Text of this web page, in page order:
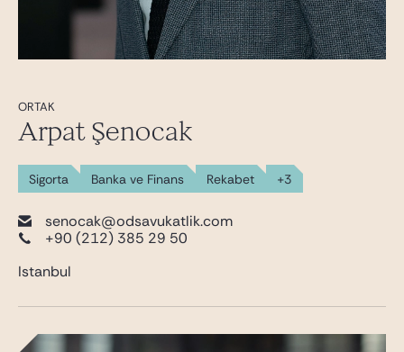
ORTAK
Arpat Şenocak
Sigorta Banka ve Finans Rekabet +3
senocak@odsavukatlik.com
+90 (212) 385 29 50
Istanbul